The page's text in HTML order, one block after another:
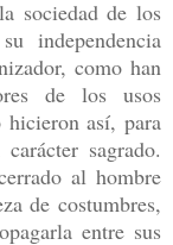
sociedad de los
independencia
como han
de los usos
así, para
sagrado.
al hombre
de costumbres,
entre sus